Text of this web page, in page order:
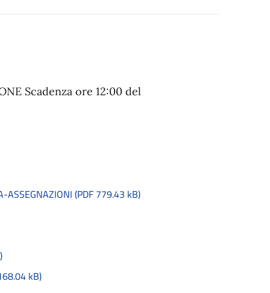
Scadenza ore 12:00 del
(PDF 779.43 kB)
kB)